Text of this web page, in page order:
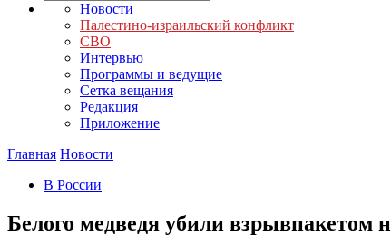
Новости
Палестино-израильский конфликт
СВО
Интервью
Программы и ведущие
Сетка вещания
Редакция
Приложение
Главная Новости
В России
Белого медведя убили взрывпакетом